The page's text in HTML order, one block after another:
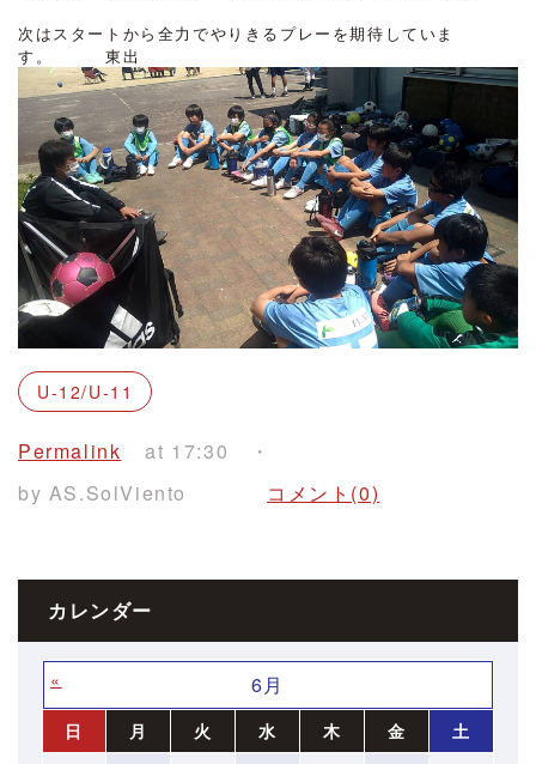
次はスタートから全力でやりきるプレーを期待していま
す。 東出
U-12/U-11
Permalink
by AS.SolViento
at 17:30
コメント(0)
カレンダー
« 6月
日 月 火 水 木 金
土